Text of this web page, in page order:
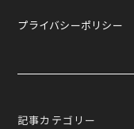
プライバシーポリシー
記事カテゴリー